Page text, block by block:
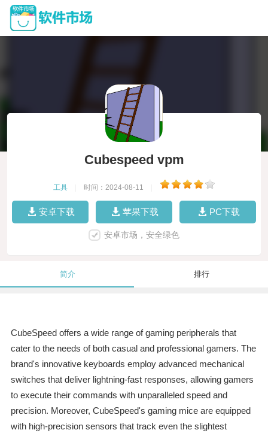
Cubespeed vpm
工具 时间：2024-08-11
安卓下载 苹果下载 PC下载
安卓市场，安全绿色
简介 排行
CubeSpeed offers a wide range of gaming peripherals that
cater to the needs of both casual and professional gamers. The
brand's innovative keyboards employ advanced mechanical
switches that deliver lightning-fast responses, allowing gamers
to execute their commands with unparalleled speed and
precision. Moreover, CubeSpeed's gaming mice are equipped
with high-precision sensors that track even the slightest